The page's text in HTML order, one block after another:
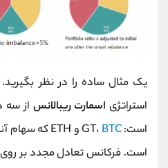
یک مثال ساده را در نظر
استراتژی اسمارت ریبالانس از سه
است: GT،BTC